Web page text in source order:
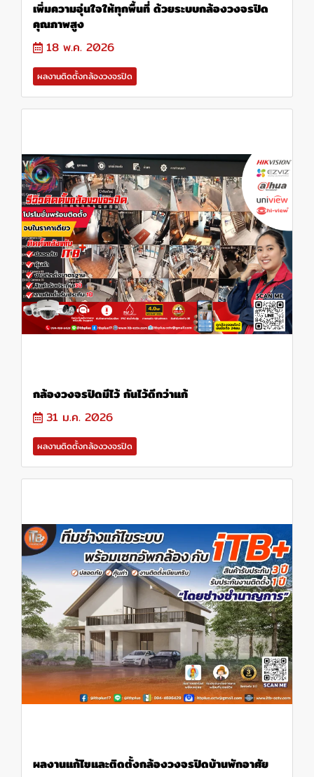
เพิ่มความอุ่นใจให้ทุกพื้นที่ ด้วยระบบกล้องวงจรปิด
คุณภาพสูง
18 พ.ค. 2026
ผลงานติดตั้งกล้องวงจรปิด
กล้องวงจรปิดมีไว้ กันไว้ดีกว่าแก้
31 ม.ค. 2026
ผลงานติดตั้งกล้องวงจรปิด
ผลงานแก้ไขและติดตั้งกล้องวงจรปิดบ้านพักอาศัย